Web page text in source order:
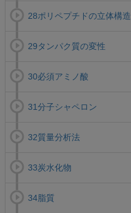
28ポリペプチドの立体構造
29タンパク質の変性
30必須アミノ酸
31分子シャペロン
32質量分析法
33炭水化物
34脂質